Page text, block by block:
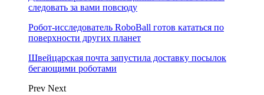
следовать за вами повсюду
Робот-исследователь RoboBall готов кататься по
поверхности других планет
Швейцарская почта запустила доставку посылок
бегающими роботами
Prev Next